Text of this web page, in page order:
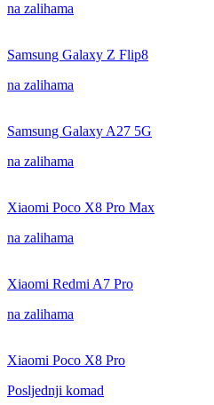
na zalihama
Samsung Galaxy Z Flip8
na zalihama
Samsung Galaxy A27 5G
na zalihama
Xiaomi Poco X8 Pro Max
na zalihama
Xiaomi Redmi A7 Pro
na zalihama
Xiaomi Poco X8 Pro
Posljednji komad